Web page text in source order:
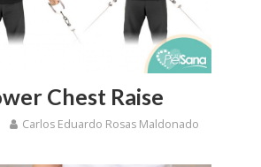
Chest Raise
Carlos Eduardo Rosas Maldonado